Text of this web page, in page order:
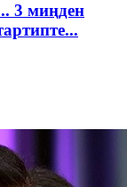
3 миңден